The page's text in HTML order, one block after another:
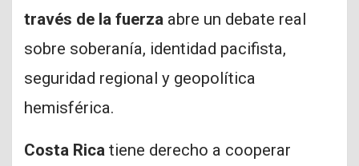
través de la fuerza abre un debate real
sobre soberanía, identidad pacifista,
seguridad regional y geopolítica
hemisférica.
Costa Rica tiene derecho a cooperar